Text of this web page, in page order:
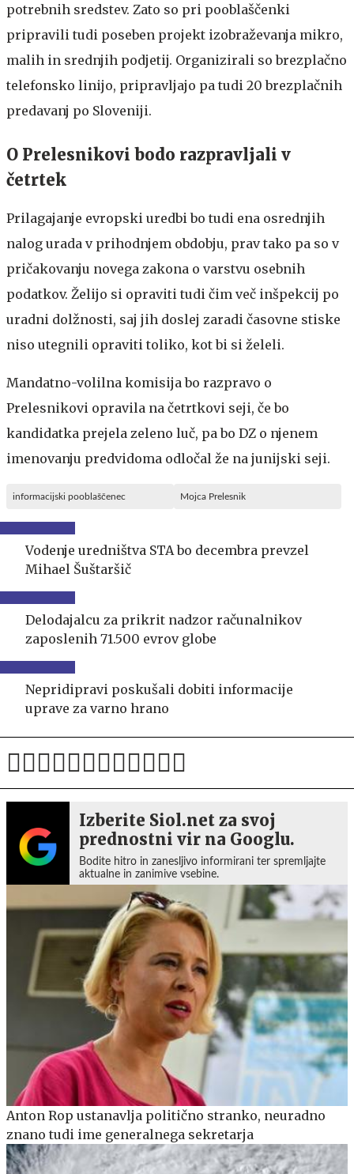
potrebnih sredstev. Zato so pri pooblaščenki
pripravili tudi poseben projekt izobraževanja mikro,
malih in srednjih podjetij. Organizirali so brezplačno
telefonsko linijo, pripravljajo pa tudi 20 brezplačnih
predavanj po Sloveniji.
O Prelesnikovi bodo razpravljali v
četrtek
Prilagajanje evropski uredbi bo tudi ena osrednjih
nalog urada v prihodnjem obdobju, prav tako pa so v
pričakovanju novega zakona o varstvu osebnih
podatkov. Želijo si opraviti tudi čim več inšpekcij po
uradni dolžnosti, saj jih doslej zaradi časovne stiske
niso utegnili opraviti toliko, kot bi si želeli.
Mandatno-volilna komisija bo razpravo o
Prelesnikovi opravila na četrtkovi seji, če bo
kandidatka prejela zeleno luč, pa bo DZ o njenem
imenovanju predvidoma odločal že na junijski seji.
informacijski pooblaščenec Mojca Prelesnik
Vodenje uredništva STA bo decembra prevzel
Mihael Šuštaršič
Delodajalcu za prikrit nadzor računalnikov
zaposlenih 71.500 evrov globe
Nepridipravi poskušali dobiti informacije
uprave za varno hrano
Izberite Siol.net za svoj
prednostni vir na Googlu.
Bodite hitro in zanesljivo informirani ter spremljajte
aktualne in zanimive vsebine.
Anton Rop ustanavlja politično stranko, neuradno
znano tudi ime generalnega sekretarja